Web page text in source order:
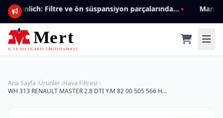
Mannlich: Filtre ve ön süspansiyon parçalarında genişleyen ürün yelpazesiyle kalite ve güven.
Ana Sayfa Ürünler Hava Filtresi
WH 313 RENAULT MASTER 2.8 DTI Y.M 82 00 505 566 Hava Filtresi